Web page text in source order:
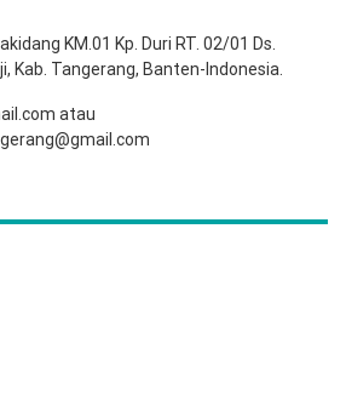
KM.01 Kp. Duri RT. 02/01 Ds.
Kab. Tangerang, Banten-Indonesia.
atau